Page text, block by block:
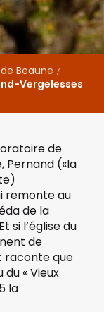
Beaune
Vergelesses
de
Pernand («la
remonte au
de la
si l’église du
de
raconte que
« Vieux
la